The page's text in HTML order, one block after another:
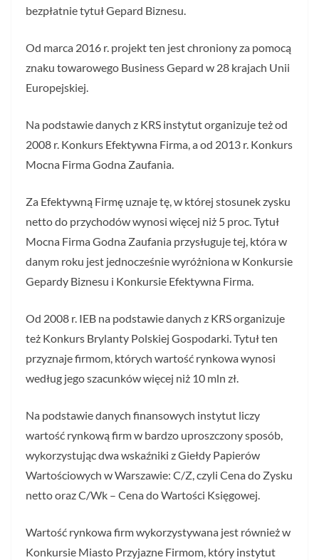
bezpłatnie tytuł Gepard Biznesu.
Od marca 2016 r. projekt ten jest chroniony za pomocą
znaku towarowego Business Gepard w 28 krajach Unii
Europejskiej.
Na podstawie danych z KRS instytut organizuje też od
2008 r. Konkurs Efektywna Firma, a od 2013 r. Konkurs
Mocna Firma Godna Zaufania.
Za Efektywną Firmę uznaje tę, w której stosunek zysku
netto do przychodów wynosi więcej niż 5 proc. Tytuł
Mocna Firma Godna Zaufania przysługuje tej, która w
danym roku jest jednocześnie wyróżniona w Konkursie
Gepardy Biznesu i Konkursie Efektywna Firma.
Od 2008 r. IEB na podstawie danych z KRS organizuje
też Konkurs Brylanty Polskiej Gospodarki. Tytuł ten
przyznaje firmom, których wartość rynkowa wynosi
według jego szacunków więcej niż 10 mln zł.
Na podstawie danych finansowych instytut liczy
wartość rynkową firm w bardzo uproszczony sposób,
wykorzystując dwa wskaźniki z Giełdy Papierów
Wartościowych w Warszawie: C/Z, czyli Cena do Zysku
netto oraz C/Wk – Cena do Wartości Księgowej.
Wartość rynkowa firm wykorzystywana jest również w
Konkursie Miasto Przyjazne Firmom, który instytut